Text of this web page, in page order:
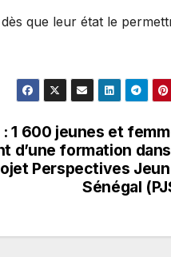
que leur état le
1 600 jeunes et
d’une formation
Perspectives
Sénégal